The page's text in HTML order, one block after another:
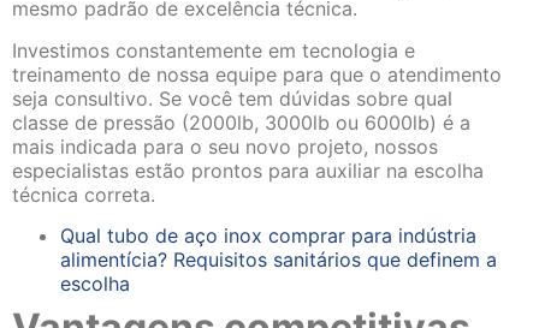
mesmo padrão de excelência técnica.
Investimos constantemente em tecnologia e
treinamento de nossa equipe para que o atendimento
seja consultivo. Se você tem dúvidas sobre qual
classe de pressão (2000lb, 3000lb ou 6000lb) é a
mais indicada para o seu novo projeto, nossos
especialistas estão prontos para auxiliar na escolha
técnica correta.
Qual tubo de aço inox comprar para indústria
alimentícia? Requisitos sanitários que definem a
escolha